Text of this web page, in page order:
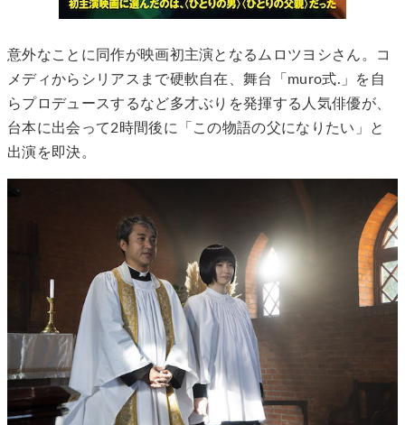
意外なことに同作が映画初主演となるムロツヨシさん。コ
メディからシリアスまで硬軟自在、舞台「muro式.」を自
らプロデュースするなど多才ぶりを発揮する人気俳優が、
台本に出会って2時間後に「この物語の父になりたい」と
出演を即決。